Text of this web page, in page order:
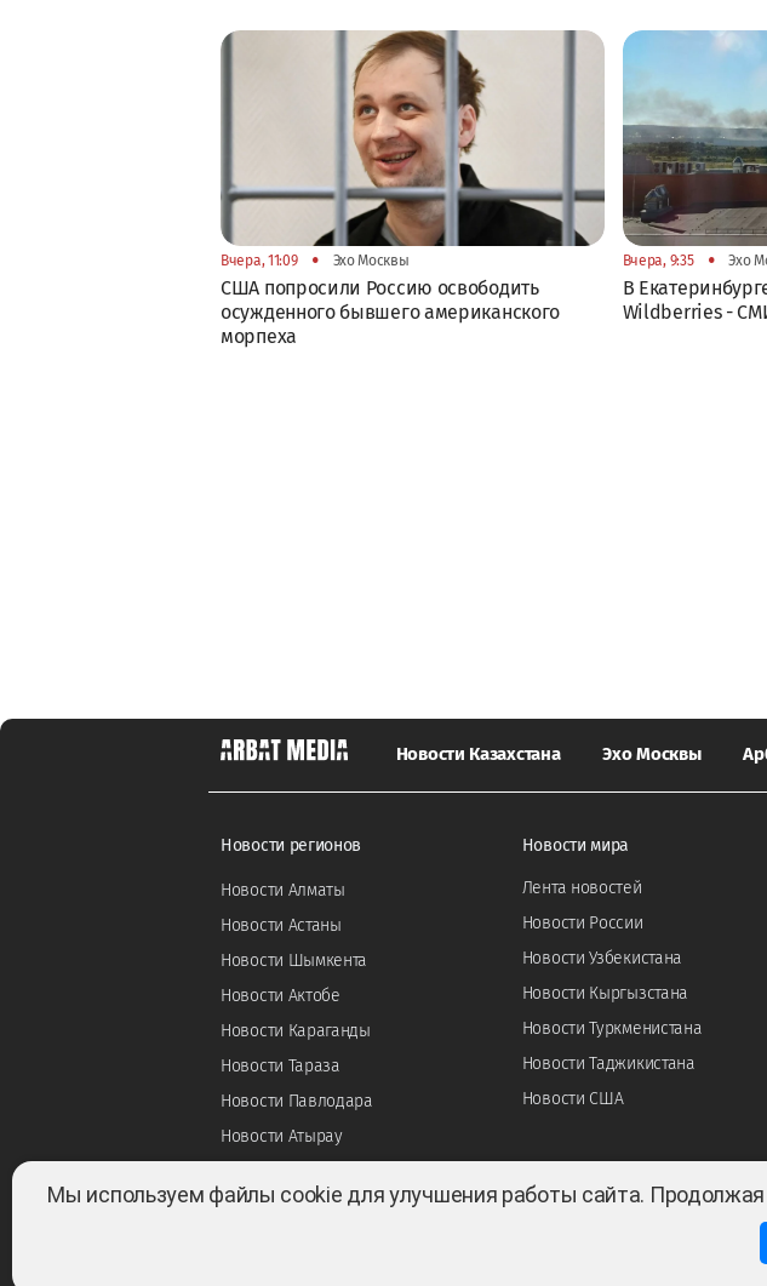
Вчера, 11:09 • Эхо Москвы
США попросили Россию освободить
осужденного бывшего американского
морпеха
Вчера, 9:35 • Эхо
В
Wildberries -
Новости Казахстана Эхо Москвы
Новости регионов
Новости Алматы
Новости Астаны
Новости Шымкента
Новости Актобе
Новости Караганды
Новости Тараза
Новости Павлодара
Новости Атырау
Новости мира
Лента новостей
Новости России
Новости Узбекистана
Новости Кыргызстана
Новости Туркменистана
Новости Таджикистана
Новости США
Мы используем файлы cookie для улучшения работы сайта. Продолжая